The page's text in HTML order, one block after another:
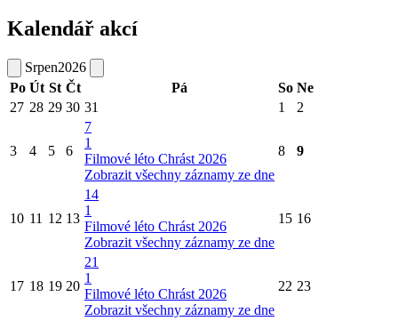
Kalendář akcí
Srpen2026
Po Út St Čt Pá So Ne
27 28 29 30 31 1 2
3 4 5 6
7
1
Filmové léto Chrást 2026
Zobrazit všechny záznamy ze dne
8 9
10 11 12 13
14
1
Filmové léto Chrást 2026
Zobrazit všechny záznamy ze dne
15 16
17 18 19 20
21
1
Filmové léto Chrást 2026
Zobrazit všechny záznamy ze dne
22 23